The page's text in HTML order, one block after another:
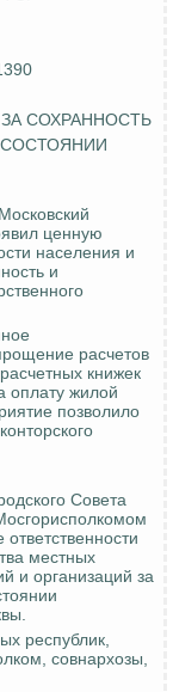
СОХРАННОСТЬ
ценную
населения и
и
расчетов
книжек
оплату жилой
позволило
Совета
местных
и организаций за
республик,
, совнархозы,